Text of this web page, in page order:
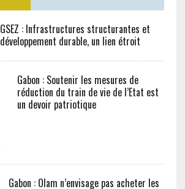
GSEZ : Infrastructures structurantes et
développement durable, un lien étroit
Gabon : Soutenir les mesures de
réduction du train de vie de l’Etat est
un devoir patriotique
Gabon : Olam n’envisage pas acheter les